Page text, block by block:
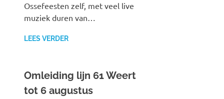
Ossefeesten zelf, met veel live
muziek duren van…
LEES VERDER
Omleiding lijn 61 Weert
tot 6 augustus